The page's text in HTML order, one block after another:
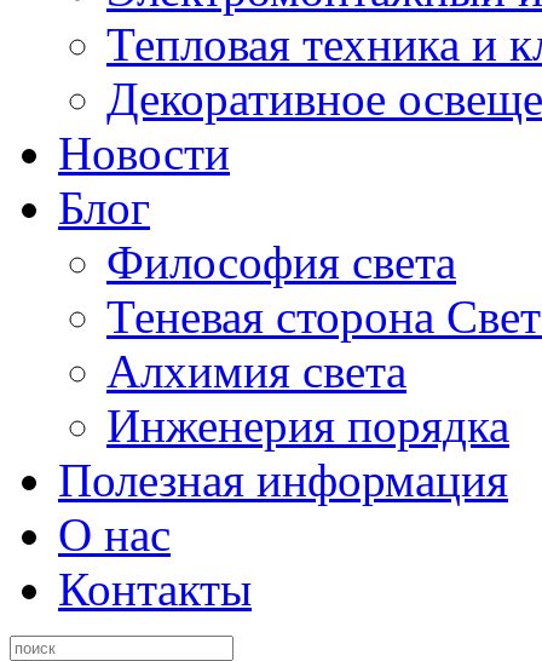
Тепловая техника и
Декоративное
Новости
Блог
Философия света
Теневая сторона
Алхимия света
Инженерия порядка
Полезная информация
О нас
Контакты